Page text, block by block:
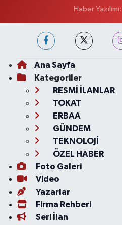
Haber Yazılımı:
Ana Sayfa
Kategoriler
RESMİ İLANLAR
TOKAT
ERBAA
GÜNDEM
TEKNOLOJİ
ÖZEL HABER
Foto Galeri
Video
Yazarlar
Firma Rehberi
Seri İlan